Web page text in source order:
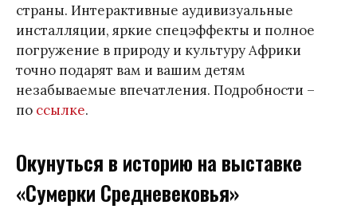
страны. Интерактивные аудивизуальные
инсталляции, яркие спецэффекты и полное
погружение в природу и культуру Африки
точно подарят вам и вашим детям
незабываемые впечатления. Подробности –
по ссылке.
Окунуться в историю на выставке
«Сумерки Средневековья»